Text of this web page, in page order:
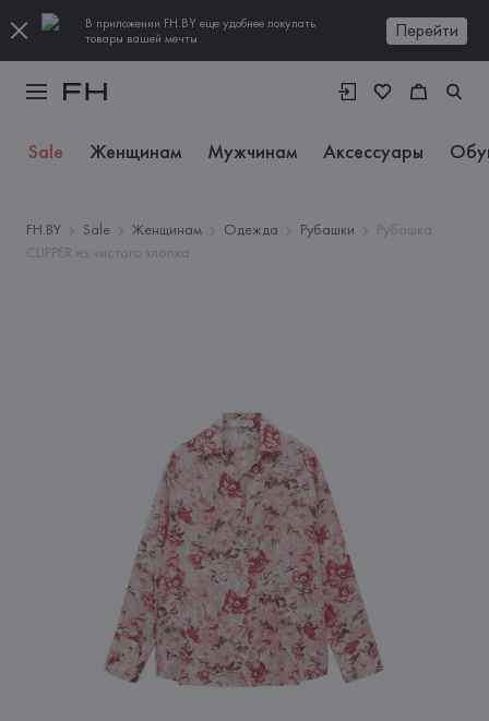
В приложении FH.BY еще удобнее покупать
товары вашей мечты
Перейти
Sale Женщинам Мужчинам Аксессуары
FH.BY Sale Женщинам Одежда Рубашки
Рубашка
CLIPPER из чистого хлопка